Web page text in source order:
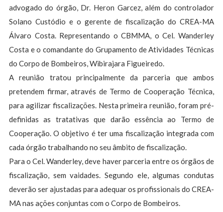
advogado do órgão, Dr. Heron Garcez, além do controlador
Solano Custódio e o gerente de fiscalização do CREA-MA
Álvaro Costa. Representando o CBMMA, o Cel. Wanderley
Costa e o comandante do Grupamento de Atividades Técnicas
do Corpo de Bombeiros, Wibirajara Figueiredo.
A reunião tratou principalmente da parceria que ambos
pretendem firmar, através de Termo de Cooperação Técnica,
para agilizar fiscalizações. Nesta primeira reunião, foram pré-
definidas as tratativas que darão essência ao Termo de
Cooperação. O objetivo é ter uma fiscalização integrada com
cada órgão trabalhando no seu âmbito de fiscalização.
Para o Cel. Wanderley, deve haver parceria entre os órgãos de
fiscalização, sem vaidades. Segundo ele, algumas condutas
deverão ser ajustadas para adequar os profissionais do CREA-
MA nas ações conjuntas com o Corpo de Bombeiros.